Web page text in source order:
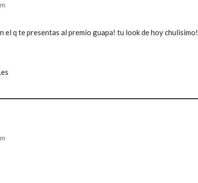
el q te presentas al premio guapa! tu look de hoy chulisimo!